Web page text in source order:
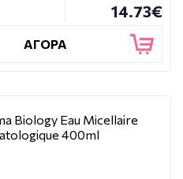
14.73€
ΑΓΟΡΑ
Biology Eau Micellaire
400ml